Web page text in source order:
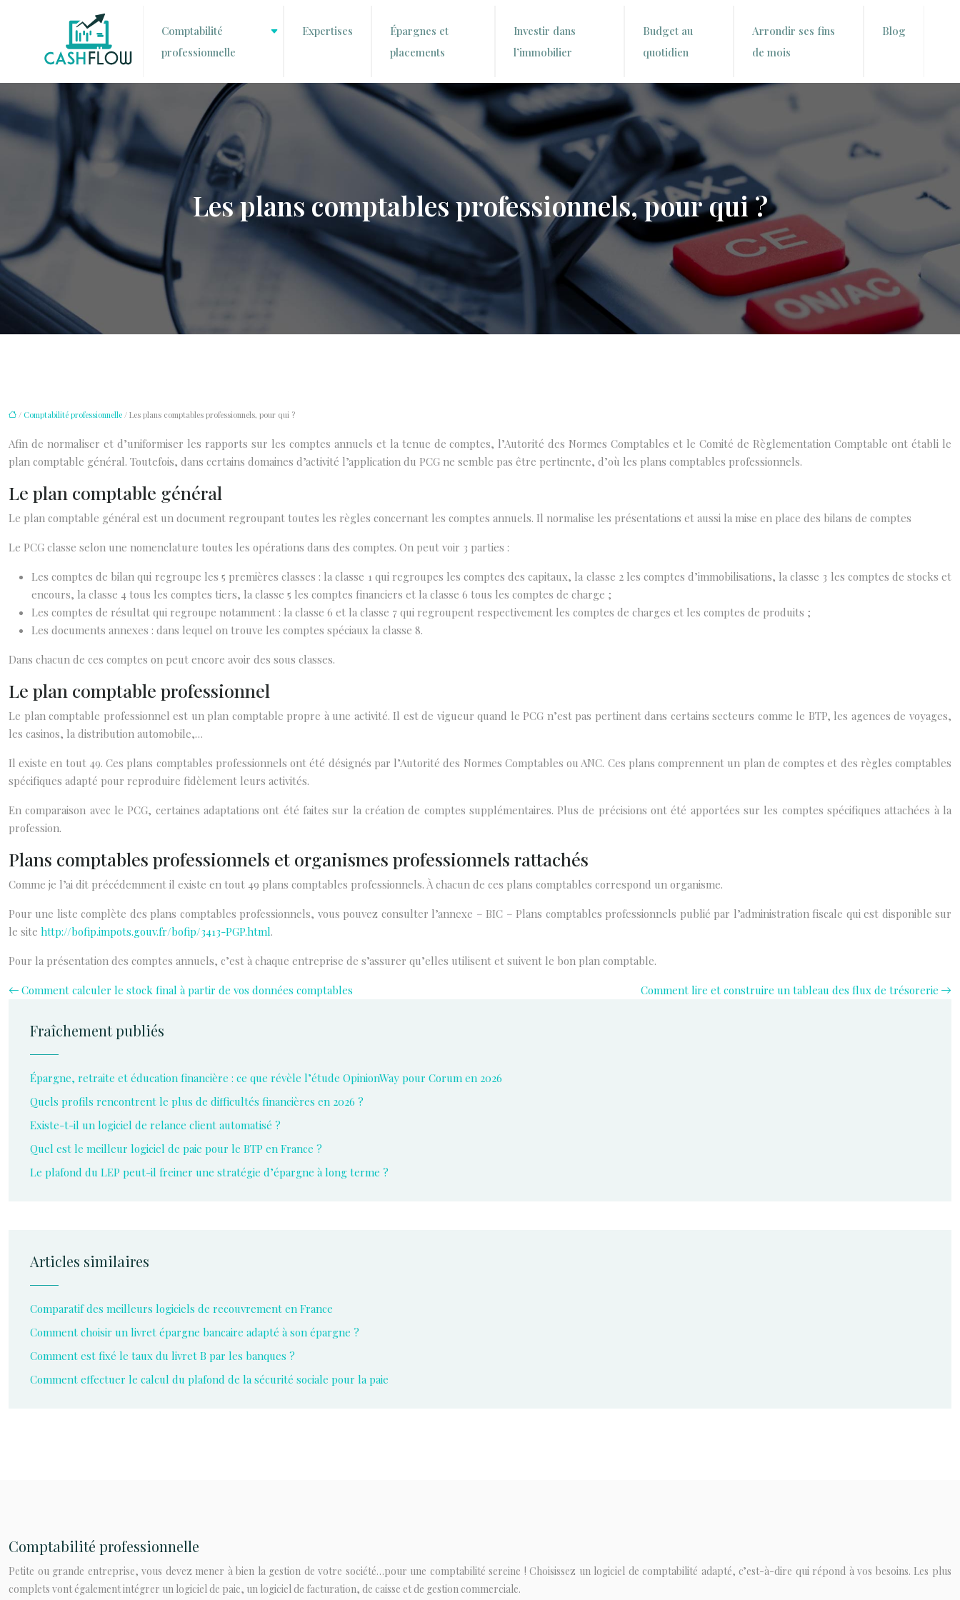
Comptabilité
professionnelle
Expertises
Épargnes et
placements
Investir dans
l’immobilier
Budget au
quotidien
Arrondir ses fins
de mois
Blog
Les plans comptables professionnels, pour qui ?
/ Comptabilité professionnelle / Les plans comptables professionnels, pour qui ?
Afin de normaliser et d’uniformiser les rapports sur les comptes annuels et la tenue de comptes, l’Autorité des Normes Comptables et le Comité de Règlementation Comptable ont établi le
plan comptable général. Toutefois, dans certains domaines d’activité l’application du PCG ne semble pas être pertinente, d’où les plans comptables professionnels.
Le plan comptable général
Le plan comptable général est un document regroupant toutes les règles concernant les comptes annuels. Il normalise les présentations et aussi la mise en place des bilans de comptes
Le PCG classe selon une nomenclature toutes les opérations dans des comptes. On peut voir 3 parties :
Les comptes de bilan qui regroupe les 5 premières classes : la classe 1 qui regroupes les comptes des capitaux, la classe 2 les comptes d’immobilisations, la classe 3 les comptes de stocks et
encours, la classe 4 tous les comptes tiers, la classe 5 les comptes financiers et la classe 6 tous les comptes de charge ;
Les comptes de résultat qui regroupe notamment : la classe 6 et la classe 7 qui regroupent respectivement les comptes de charges et les comptes de produits ;
Les documents annexes : dans lequel on trouve les comptes spéciaux la classe 8.
Dans chacun de ces comptes on peut encore avoir des sous classes.
Le plan comptable professionnel
Le plan comptable professionnel est un plan comptable propre à une activité. Il est de vigueur quand le PCG n’est pas pertinent dans certains secteurs comme le BTP, les agences de voyages,
les casinos, la distribution automobile,…
Il existe en tout 49. Ces plans comptables professionnels ont été désignés par l’Autorité des Normes Comptables ou ANC. Ces plans comprennent un plan de comptes et des règles comptables
spécifiques adapté pour reproduire fidèlement leurs activités.
En comparaison avec le PCG, certaines adaptations ont été faites sur la création de comptes supplémentaires. Plus de précisions ont été apportées sur les comptes spécifiques attachées à la
profession.
Plans comptables professionnels et organismes professionnels rattachés
Comme je l’ai dit précédemment il existe en tout 49 plans comptables professionnels. À chacun de ces plans comptables correspond un organisme.
Pour une liste complète des plans comptables professionnels, vous pouvez consulter l’annexe – BIC – Plans comptables professionnels publié par l’administration fiscale qui est disponible sur
le site http://bofip.impots.gouv.fr/bofip/3413-PGP.html.
Pour la présentation des comptes annuels, c’est à chaque entreprise de s’assurer qu’elles utilisent et suivent le bon plan comptable.
Comment calculer le stock final à partir de vos données comptables Comment lire et construire un tableau des flux de trésorerie
Fraîchement publiés
Épargne, retraite et éducation financière : ce que révèle l’étude OpinionWay pour Corum en 2026
Quels profils rencontrent le plus de difficultés financières en 2026 ?
Existe-t-il un logiciel de relance client automatisé ?
Quel est le meilleur logiciel de paie pour le BTP en France ?
Le plafond du LEP peut-il freiner une stratégie d’épargne à long terme ?
Articles similaires
Comparatif des meilleurs logiciels de recouvrement en France
Comment choisir un livret épargne bancaire adapté à son épargne ?
Comment est fixé le taux du livret B par les banques ?
Comment effectuer le calcul du plafond de la sécurité sociale pour la paie
Comptabilité professionnelle
Petite ou grande entreprise, vous devez mener à bien la gestion de votre société…pour une comptabilité sereine ! Choisissez un logiciel de comptabilité adapté, c’est-à-dire qui répond à vos besoins. Les plus
complets vont également intégrer un logiciel de paie, un logiciel de facturation, de caisse et de gestion commerciale.